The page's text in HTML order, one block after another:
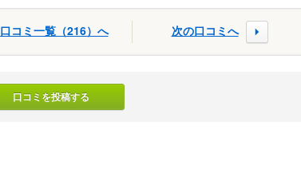
口コミ一覧（216）へ 次の口コミへ
口コミを投稿する